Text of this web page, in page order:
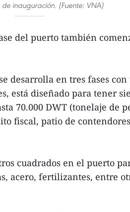
inauguración. (Fuente: VNA)
del puerto también
desarrolla en tres fases
está diseñado para tener
70.000 DWT (tonelaje de
fiscal, patio de
cuadrados en el puerto
acero, fertilizantes, entre